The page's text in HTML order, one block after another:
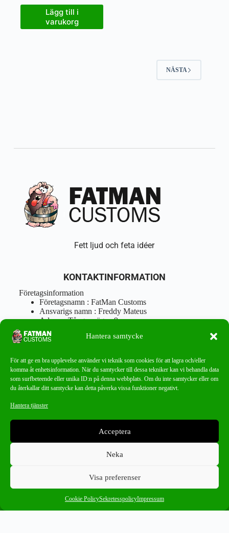
Hantera samtycke
För att ge en bra upplevelse använder vi teknik som cookies för att lagra och/eller
komma åt enhetsinformation. När du samtycker till dessa tekniker kan vi behandla data
som surfbeteende eller unika ID:n på denna webbplats. Om du inte samtycker eller om
du återkallar ditt samtycke kan detta påverka vissa funktioner negativt.
Hantera tjänster
Acceptera
Neka
Visa preferenser
Cookie PolicySekretesspolicyImpressum
Lägg till i
varukorg
NÄSTA
Fett ljud och feta idéer
KONTAKTINFORMATION
Företagsinformation
Företagsnamn : FatMan Customs
Ansvarigs namn : Freddy Mateus
Adress : Tångenvägen 9
Postnr : 417 46 Göteborg
Tel : 0762919666
info@fatmancustoms.se
Mån – Fre 10:00 – 18:00
Lör -11:00 – 15:00
Missa aldrig ett bra erbjudande!
02-08 E65/E66/E67/E68